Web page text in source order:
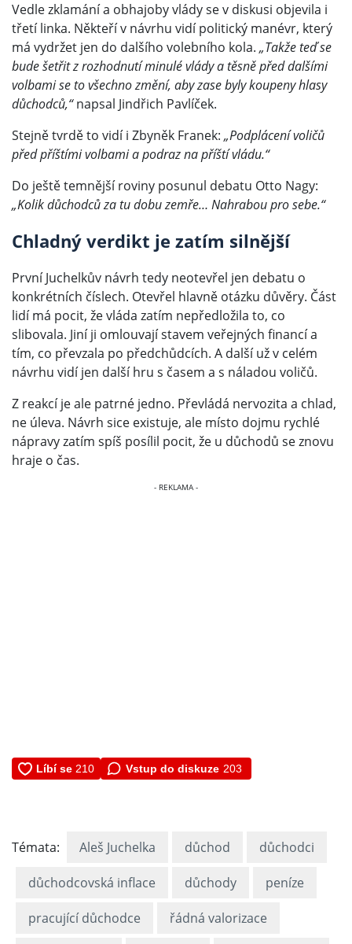
Vedle zklamání a obhajoby vlády se v diskusi objevila i
třetí linka. Někteří v návrhu vidí politický manévr, který
má vydržet jen do dalšího volebního kola. „Takže teď se
bude šetřit z rozhodnutí minulé vlády a těsně před dalšími
volbami se to všechno změní, aby zase byly koupeny hlasy
důchodců,“napsal Jindřich Pavlíček.
Stejně tvrdě to vidí i Zbyněk Franek: „Podplácení voličů
před příštími volbami a podraz na příští vládu.“
Do ještě temnější roviny posunul debatu Otto Nagy:
„Kolik důchodců za tu dobu zemře… Nahrabou pro sebe.“
Chladný verdikt je zatím silnější
První Juchelkův návrh tedy neotevřel jen debatu o
konkrétních číslech. Otevřel hlavně otázku důvěry. Část
lidí má pocit, že vláda zatím nepředložila to, co
slibovala. Jiní ji omlouvají stavem veřejných financí a
tím, co převzala po předchůdcích. A další už v celém
návrhu vidí jen další hru s časem a s náladou voličů.
Z reakcí je ale patrné jedno. Převládá nervozita a chlad,
ne úleva. Návrh sice existuje, ale místo dojmu rychlé
nápravy zatím spíš posílil pocit, že u důchodů se znovu
hraje o čas.
Vstup do diskuze 203
Témata: Aleš Juchelka důchod důchodci
důchodcovská inflace důchody peníze
pracující důchodce řádná valorizace